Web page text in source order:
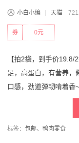
小白小编 天猫
0元
券
【拍2袋，到手价
足，高蛋白，有营养，
口感，劲道弹韧啃着香~
标签： 包邮、 鸭肉零食